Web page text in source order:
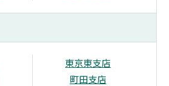
東京東支店
町田支店